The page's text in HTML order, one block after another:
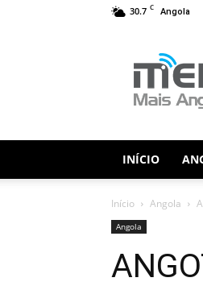
30.7 C Angola
INÍCIO
Início Angola
Angola